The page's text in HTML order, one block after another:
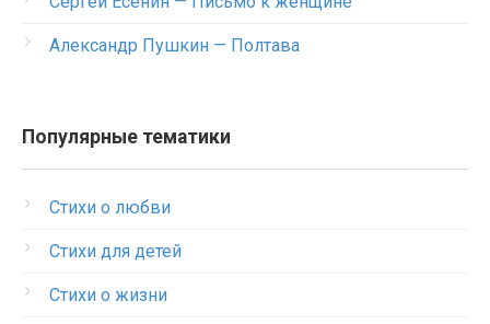
Александр Пушкин — Полтава
Популярные тематики
Стихи о любви
Стихи для детей
Стихи о жизни